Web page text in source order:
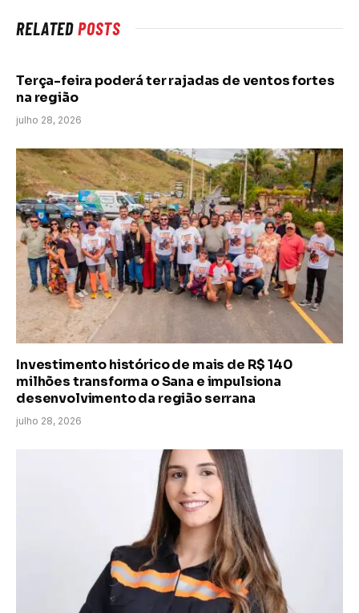
RELATEDPOSTS
Terça-feira poderá ter rajadas de ventos fortes
na região
julho 28, 2026
Investimento histórico de mais de R$ 140
milhões transforma o Sana e impulsiona
desenvolvimento da região serrana
julho 28, 2026